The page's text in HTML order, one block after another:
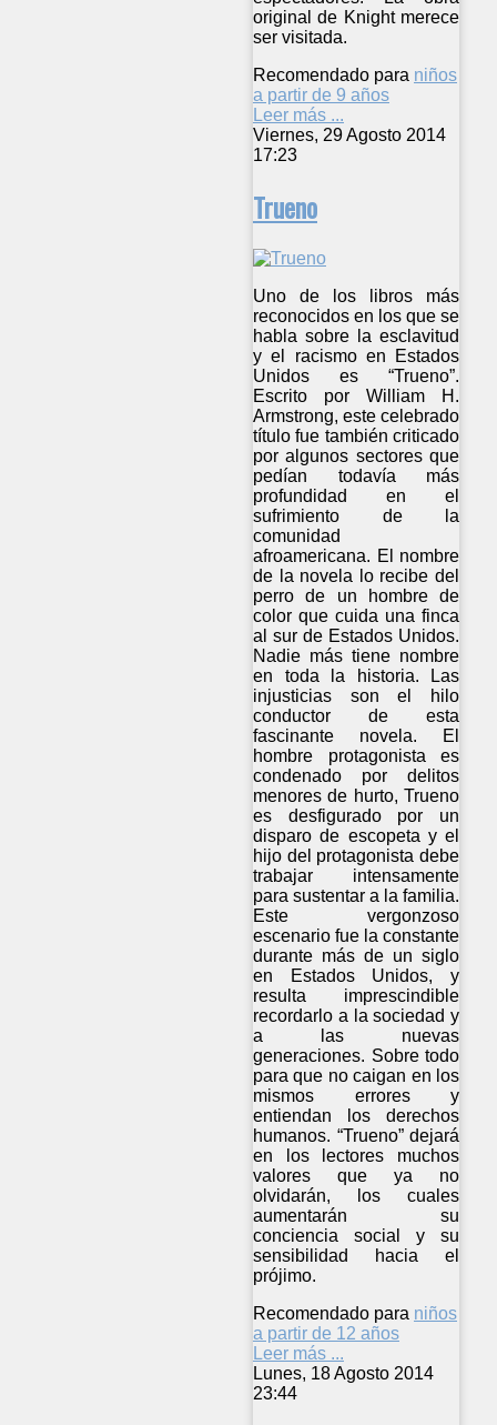
original de Knight merece
ser visitada.
Recomendado para niños
a partir de 9 años
Leer más ...
Viernes, 29 Agosto 2014
17:23
Trueno
Uno de los libros más
reconocidos en los que se
habla sobre la esclavitud
y el racismo en Estados
Unidos es “Trueno”.
Escrito por William H.
Armstrong, este celebrado
título fue también criticado
por algunos sectores que
pedían todavía más
profundidad en el
sufrimiento de la
comunidad
afroamericana. El nombre
de la novela lo recibe del
perro de un hombre de
color que cuida una finca
al sur de Estados Unidos.
Nadie más tiene nombre
en toda la historia. Las
injusticias son el hilo
conductor de esta
fascinante novela. El
hombre protagonista es
condenado por delitos
menores de hurto, Trueno
es desfigurado por un
disparo de escopeta y el
hijo del protagonista debe
trabajar intensamente
para sustentar a la familia.
Este vergonzoso
escenario fue la constante
durante más de un siglo
en Estados Unidos, y
resulta imprescindible
recordarlo a la sociedad y
a las nuevas
generaciones. Sobre todo
para que no caigan en los
mismos errores y
entiendan los derechos
humanos. “Trueno” dejará
en los lectores muchos
valores que ya no
olvidarán, los cuales
aumentarán su
conciencia social y su
sensibilidad hacia el
prójimo.
Recomendado para niños
a partir de 12 años
Leer más ...
Lunes, 18 Agosto 2014
23:44